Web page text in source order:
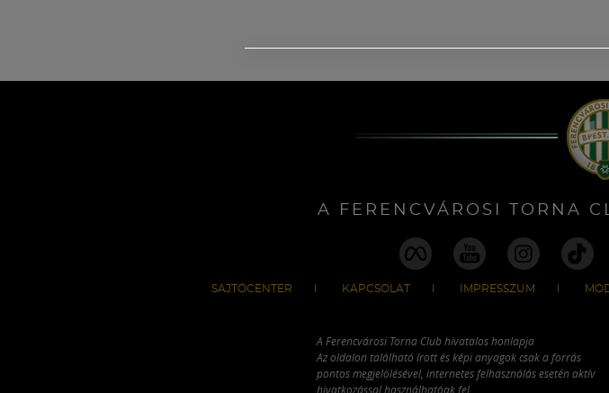
A FERENCVÁROSI TORNA
SAJTÓCENTER KAPCSOLAT IMPRESSZUM
A Ferencvárosi Torna Club hivatalos honlapja
Az oldalon található írott és képi anyagok csak a forrás
pontos megjelölésével, internetes felhasználás esetén aktív
hivatkozással használhatóak fel.